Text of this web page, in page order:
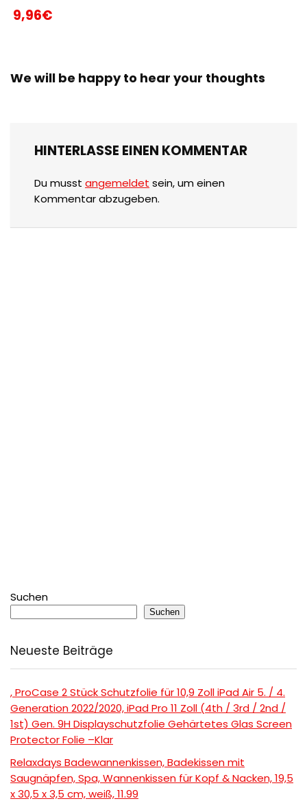
9,96€
We will be happy to hear your thoughts
HINTERLASSE EINEN KOMMENTAR
Du musst angemeldet sein, um einen
Kommentar abzugeben.
Suchen
Suchen
Neueste Beiträge
, ProCase 2 Stück Schutzfolie für 10,9 Zoll iPad Air 5. / 4.
Generation 2022/2020, iPad Pro 11 Zoll (4th / 3rd / 2nd /
1st) Gen. 9H Displayschutzfolie Gehärtetes Glas Screen
Protector Folie –Klar
Relaxdays Badewannenkissen, Badekissen mit
Saugnäpfen, Spa, Wannenkissen für Kopf & Nacken, 19,5
x 30,5 x 3,5 cm, weiß, 11.99